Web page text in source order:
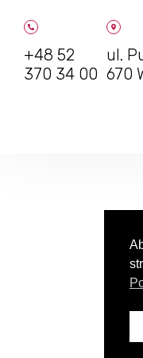
+48 52
370 34 00
ul.
670